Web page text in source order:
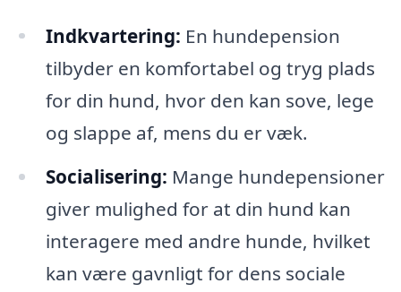
Indkvartering: En hundepension
tilbyder en komfortabel og tryg plads
for din hund, hvor den kan sove, lege
og slappe af, mens du er væk.
Socialisering: Mange hundepensioner
giver mulighed for at din hund kan
interagere med andre hunde, hvilket
kan være gavnligt for dens sociale